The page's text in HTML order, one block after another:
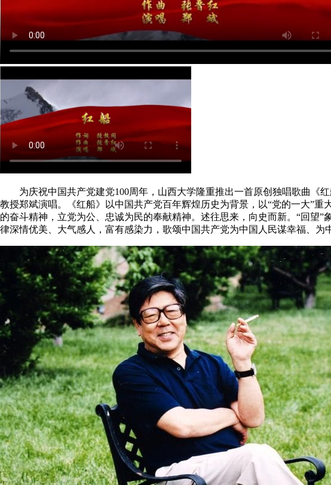
为庆祝中国共产党建党100周年，山西大学隆重推出一首原创独唱歌曲《
教授郑斌演唱。《红船》以中国共产党百年辉煌历史为背景，以“党的一大”
的奋斗精神，立党为公、忠诚为民的奉献精神。述往思来，向史而新。“回望
律深情优美、大气感人，富有感染力，歌颂中国共产党为中国人民谋幸福、